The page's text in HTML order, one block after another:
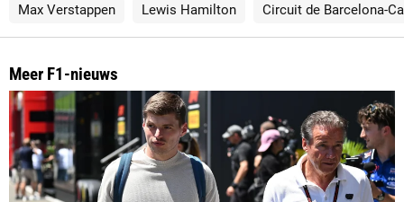
Max Verstappen Lewis Hamilton Circuit de Barcelona-
Meer F1-nieuws